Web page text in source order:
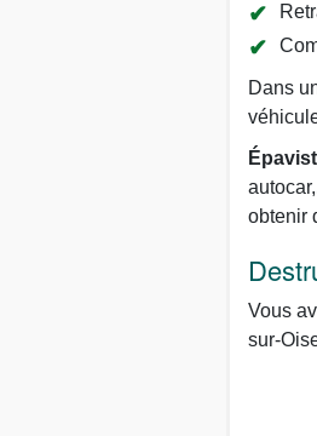
Dans
obtenir
Vous
sur-